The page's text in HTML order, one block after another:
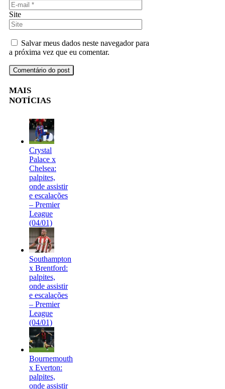
Site
Salvar meus dados neste navegador para
a próxima vez que eu comentar.
MAIS
NOTÍCIAS
Crystal
Palace x
Chelsea:
palpites,
onde assistir
e escalações
– Premier
League
(04/01)
Southampton
x Brentford:
palpites,
onde assistir
e escalações
– Premier
League
(04/01)
Bournemouth
x Everton:
palpites,
onde assistir